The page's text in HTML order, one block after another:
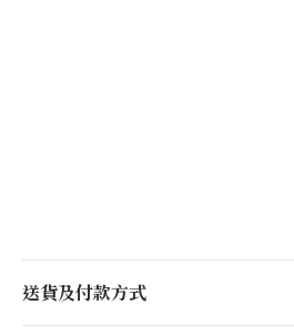
送貨及付款方式